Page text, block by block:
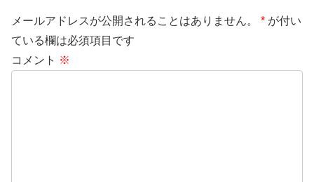
メールアドレスが公開されることはありません。 * が付い
ている欄は必須項目です
コメント ※